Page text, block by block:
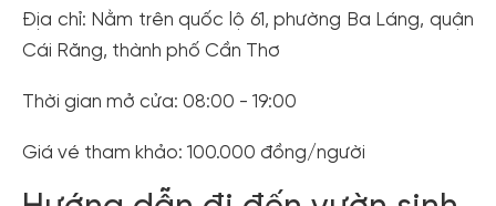
Địa chỉ: Nằm trên quốc lộ 61, phường Ba Láng, quận
Cái Răng, thành phố Cần Thơ
Thời gian mở cửa: 08:00 - 19:00
Giá vé tham khảo: 100.000 đồng/người